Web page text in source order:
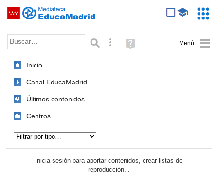
Saltar navegación
Palabra o frase: Búsqueda avanzada
Ayuda
(en
Inicio
Canal EducaMadrid
Últimos contenidos
Centros
Inicia sesión para aportar contenidos, crear listas de
reproducción...